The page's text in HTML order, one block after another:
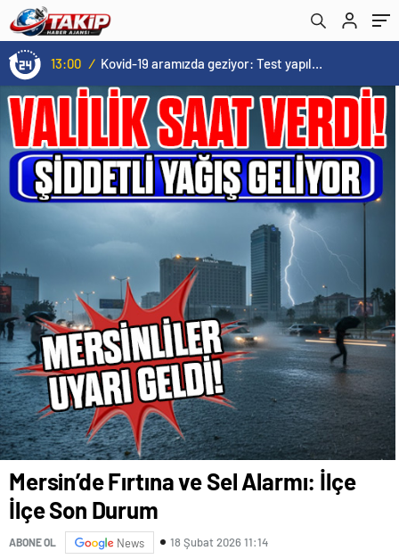
13:00 / Kovid-19 aramızda geziyor: Test yapılmadığı için kimse farkında değil
Mersin’de Fırtına ve Sel Alarmı: İlçe
İlçe Son Durum
ABONE OL News 18 Şubat 2026 11:14